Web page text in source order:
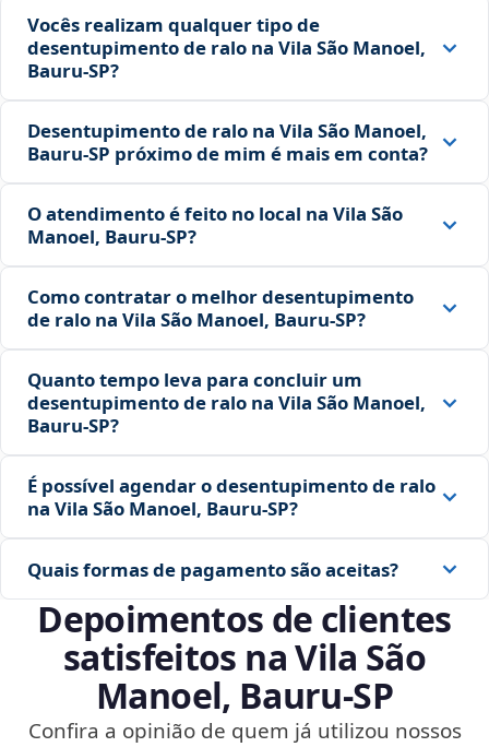
Vocês realizam qualquer tipo de
desentupimento de ralo na Vila São Manoel,
Bauru‑SP?
Desentupimento de ralo na Vila São Manoel,
Bauru‑SP próximo de mim é mais em conta?
O atendimento é feito no local na Vila São
Manoel, Bauru‑SP?
Como contratar o melhor desentupimento
de ralo na Vila São Manoel, Bauru‑SP?
Quanto tempo leva para concluir um
desentupimento de ralo na Vila São Manoel,
Bauru‑SP?
É possível agendar o desentupimento de ralo
na Vila São Manoel, Bauru‑SP?
Quais formas de pagamento são aceitas?
Depoimentos de clientes
satisfeitos na Vila São
Manoel, Bauru‑SP
Confira a opinião de quem já utilizou nossos